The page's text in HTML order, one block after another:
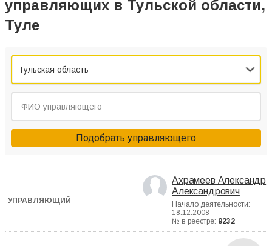
управляющих в Тульской области,
Туле
Тульская область
Подобрать управляющего
Ахрамеев Александр
Александрович
Начало деятельности:
18.12.2008
№ в реестре: 9232